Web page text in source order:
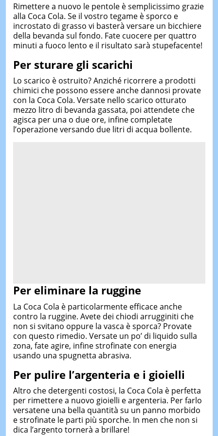
Rimettere a nuovo le pentole è semplicissimo grazie
alla Coca Cola. Se il vostro tegame è sporco e
incrostato di grasso vi basterà versare un bicchiere
della bevanda sul fondo. Fate cuocere per quattro
minuti a fuoco lento e il risultato sarà stupefacente!
Per sturare gli scarichi
Lo scarico è ostruito? Anziché ricorrere a prodotti
chimici che possono essere anche dannosi provate
con la Coca Cola. Versate nello scarico otturato
mezzo litro di bevanda gassata, poi attendete che
agisca per una o due ore, infine completate
l’operazione versando due litri di acqua bollente.
Per eliminare la ruggine
La Coca Cola è particolarmente efficace anche
contro la ruggine. Avete dei chiodi arrugginiti che
non si svitano oppure la vasca è sporca? Provate
con questo rimedio. Versate un po’ di liquido sulla
zona, fate agire, infine strofinate con energia
usando una spugnetta abrasiva.
Per pulire l’argenteria e i gioielli
Altro che detergenti costosi, la Coca Cola è perfetta
per rimettere a nuovo gioielli e argenteria. Per farlo
versatene una bella quantità su un panno morbido
e strofinate le parti più sporche. In men che non si
dica l’argento tornerà a brillare!